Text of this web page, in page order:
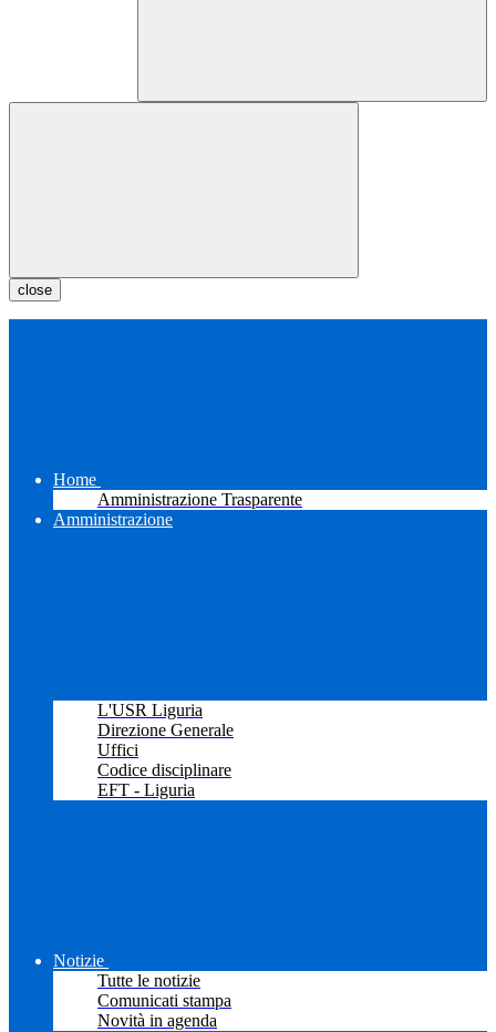
close
Home
Amministrazione Trasparente
Amministrazione
L'USR Liguria
Direzione Generale
Uffici
Codice disciplinare
EFT - Liguria
Notizie
Tutte le notizie
Comunicati stampa
Novità in agenda